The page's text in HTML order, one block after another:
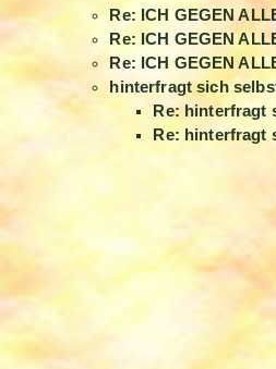
Re: ICH GEGEN
Re: ICH GEGEN
Re: ICH GEGEN
hinterfragt sich
Re: hinterfragt
Re: hinterfragt